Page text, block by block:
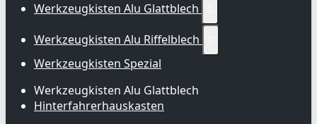
Werkzeugkisten Alu Glattblech
Werkzeugkisten Alu Riffelblech
Werkzeugkisten Spezial
Werkzeugkisten Alu Glattblech
Hinterfahrerhauskasten